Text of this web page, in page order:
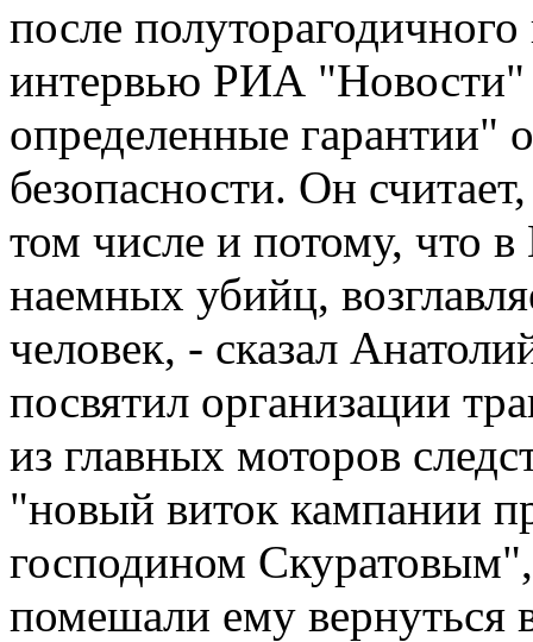
после
интервью РИА "Новости"
определенные гарантии"
безопасности. Он
том числе и потому, что в
наемных убийц,
человек, - сказал
посвятил организации
из главных моторов
"новый виток кампании
господином
помешали ему вернуться